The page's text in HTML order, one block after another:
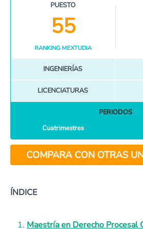
PUESTO
55
RANKING MEXTUDIA
INGENIERÍAS
LICENCIATURAS
PERIODOS
Cuatrimestres
COMPARA CON OTRAS
ÍNDICE
Maestría en Derecho Procesal